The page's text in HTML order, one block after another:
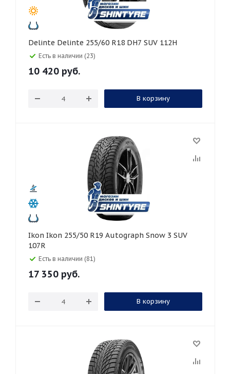
Delinte Delinte 255/60 R18 DH7 SUV 112H
Есть в наличии (23)
10 420 руб.
В корзину
Ikon Ikon 255/50 R19 Autograph Snow 3 SUV
107R
Есть в наличии (81)
17 350 руб.
В корзину